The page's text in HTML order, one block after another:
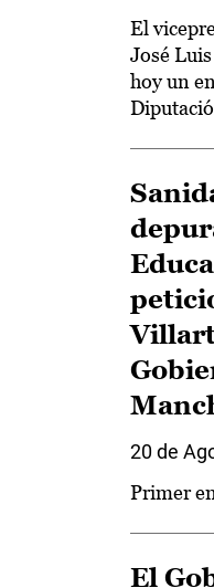
El
José
hoy un
20 de
Primer
El